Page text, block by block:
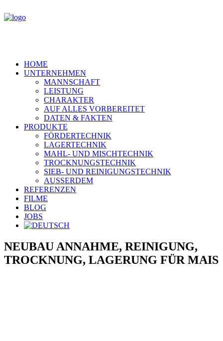
HOME
UNTERNEHMEN
MANNSCHAFT
LEISTUNG
CHARAKTER
AUF ALLES VORBEREITET
DATEN & FAKTEN
PRODUKTE
FÖRDERTECHNIK
LAGERTECHNIK
MAHL- UND MISCHTECHNIK
TROCKNUNGSTECHNIK
SIEB- UND REINIGUNGSTECHNIK
AUSSERDEM
REFERENZEN
FILME
BLOG
JOBS
NEUBAU ANNAHME, REINIGUNG,
TROCKNUNG, LAGERUNG FÜR MAIS